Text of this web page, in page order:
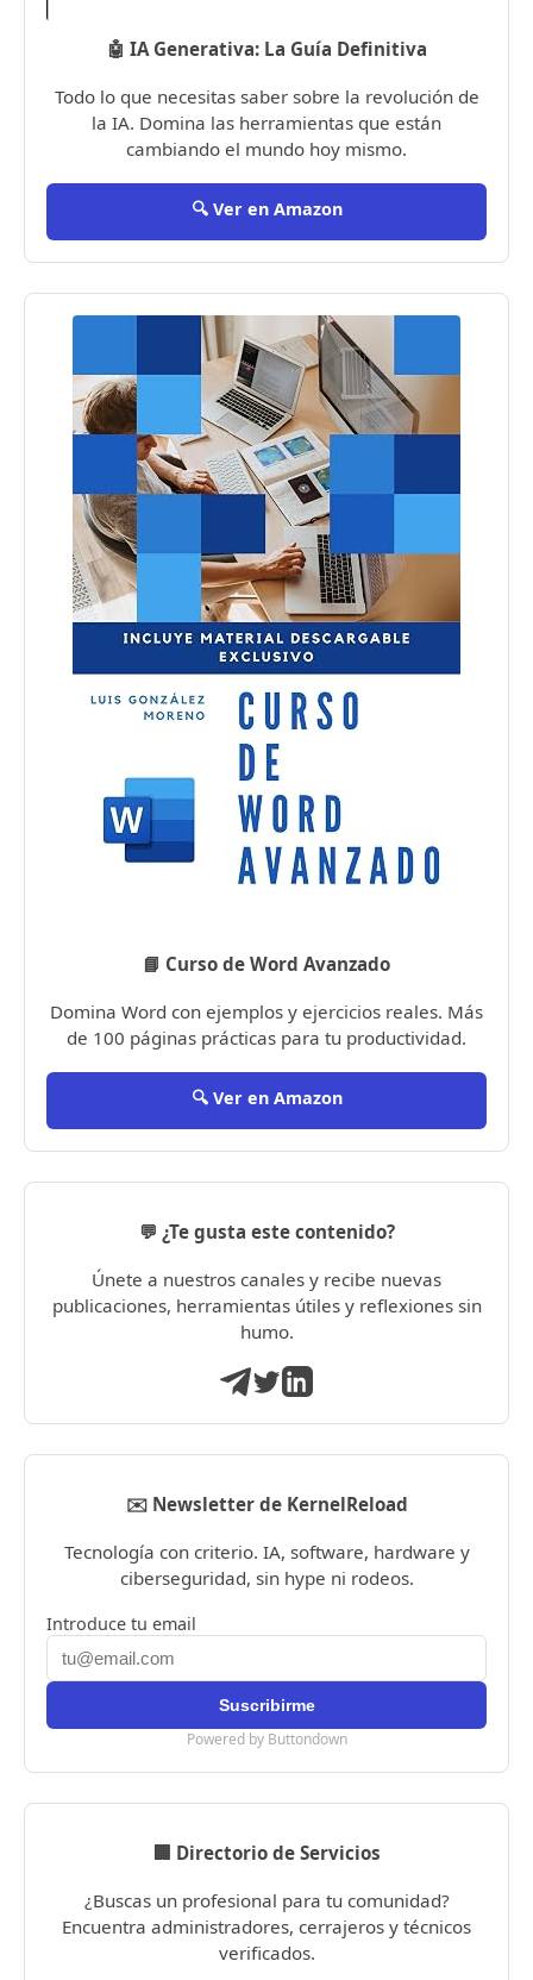
🤖 IA Generativa: La Guía Definitiva
Todo lo que necesitas saber sobre la revolución de
la IA. Domina las herramientas que están
cambiando el mundo hoy mismo.
🔍 Ver en Amazon
📘 Curso de Word Avanzado
Domina Word con ejemplos y ejercicios reales. Más
de 100 páginas prácticas para tu productividad.
🔍 Ver en Amazon
💬 ¿Te gusta este contenido?
Únete a nuestros canales y recibe nuevas
publicaciones, herramientas útiles y reflexiones sin
humo.
✉️ Newsletter de KernelReload
Tecnología con criterio. IA, software, hardware y
ciberseguridad, sin hype ni rodeos.
Introduce tu email
Powered by Buttondown
🏢 Directorio de Servicios
¿Buscas un profesional para tu comunidad?
Encuentra administradores, cerrajeros y técnicos
verificados.